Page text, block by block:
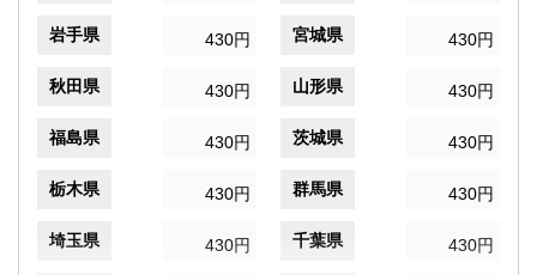
岩手県 430円 宮城県 430円
秋田県 430円 山形県 430円
福島県 430円 茨城県 430円
栃木県 430円 群馬県 430円
埼玉県 430円 千葉県 430円